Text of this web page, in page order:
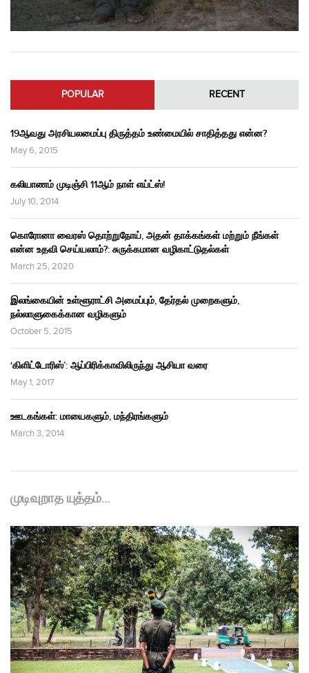
POPULAR RECENT
19ஆவது அரசியலமைப்பு திருத்தம் உண்மையில் சாதித்தது என்ன?
May 6, 2015
கலியாணம் முடிஞ்சி 11ஆம் நாள் எய்ட்ஸ்!
July 10, 2014
கொரோனா வைரஸ் தொற்றுநோய், அதன் தாக்கங்கள் மற்றும் நீங்கள்
என்ன உதவி செய்யலாம்?: சுருக்கமான வழிகாட்டுதல்கள்
March 25, 2020
இலங்கையின் உள்ளூராட்சி அமைப்பும், தேர்தல் முறைகளும்,
நல்லாளுகைக்கான வழிகளும்
October 5, 2015
‘கிளிட்டோரிஸ்’: ஆப்பிரிக்காவிலிருந்து ஆசியா வரை
May 1, 2017
ஊடகங்கள்: மாயைகளும், மந்திரங்களும்
March 3, 2014
முடிவுறாத யுத்தம்…